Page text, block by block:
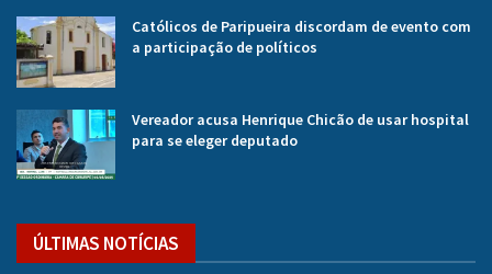
Católicos de Paripueira discordam de evento com
a participação de políticos
Vereador acusa Henrique Chicão de usar hospital
para se eleger deputado
ÚLTIMAS NOTÍCIAS